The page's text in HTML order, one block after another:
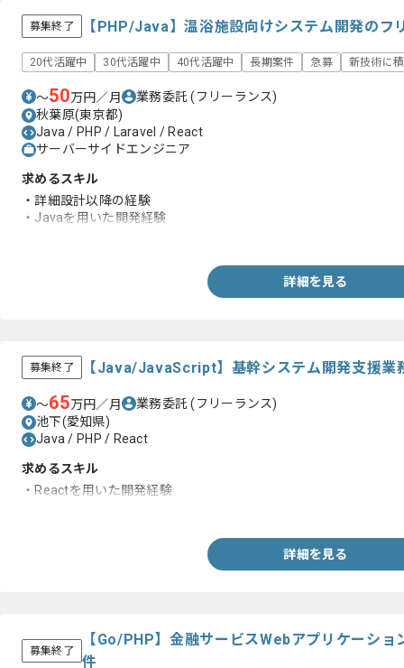
募集終了 【PHP/Java】温浴施設向けシステム開発のフ
20代活躍中 30代活躍中 40代活躍中 長期案件 急募 新技術に
〜50万円／月 業務委託(フリーランス)
秋葉原(東京都)
Java / PHP / Laravel / React
サーバーサイドエンジニア
求めるスキル
・詳細設計以降の経験
・Javaを用いた開発経験
詳細を見る
募集終了 【Java/JavaScript】基幹システム開発支援業
〜65万円／月 業務委託(フリーランス)
池下(愛知県)
Java / PHP / React
求めるスキル
・Reactを用いた開発経験
詳細を見る
募集終了
【Go/PHP】金融サービスWebアプリケーショ
件